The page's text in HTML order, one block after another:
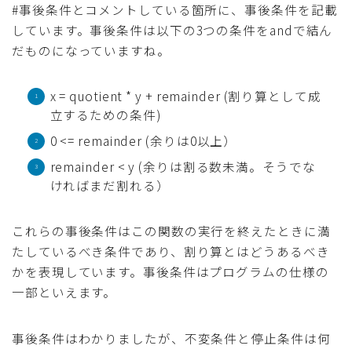
#事後条件とコメントしている箇所に、事後条件を記載
しています。事後条件は以下の3つの条件をandで結ん
だものになっていますね。
x = quotient * y + remainder (割り算として成
立するための条件)
0 <= remainder (余りは0以上）
remainder < y (余りは割る数未満。そうでな
ければまだ割れる）
これらの事後条件はこの関数の実行を終えたときに満
たしているべき条件であり、割り算とはどうあるべき
かを表現しています。事後条件はプログラムの仕様の
一部といえます。
事後条件はわかりましたが、不変条件と停止条件は何